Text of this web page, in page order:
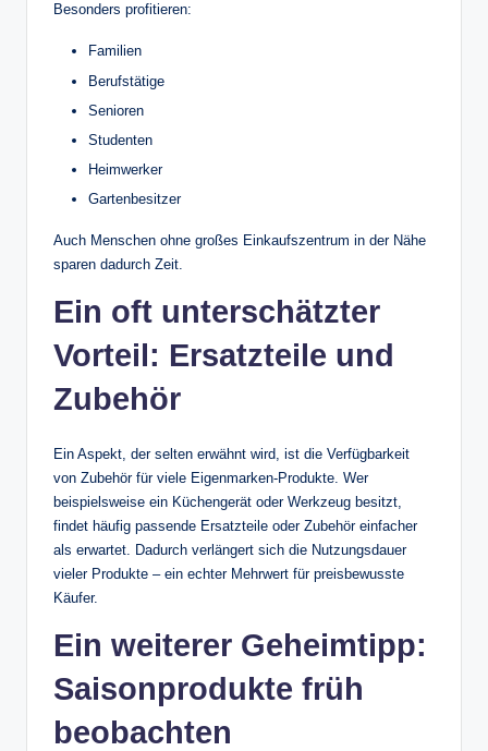
Besonders profitieren:
Familien
Berufstätige
Senioren
Studenten
Heimwerker
Gartenbesitzer
Auch Menschen ohne großes Einkaufszentrum in der Nähe
sparen dadurch Zeit.
Ein oft unterschätzter
Vorteil: Ersatzteile und
Zubehör
Ein Aspekt, der selten erwähnt wird, ist die Verfügbarkeit
von Zubehör für viele Eigenmarken-Produkte. Wer
beispielsweise ein Küchengerät oder Werkzeug besitzt,
findet häufig passende Ersatzteile oder Zubehör einfacher
als erwartet. Dadurch verlängert sich die Nutzungsdauer
vieler Produkte – ein echter Mehrwert für preisbewusste
Käufer.
Ein weiterer Geheimtipp:
Saisonprodukte früh
beobachten